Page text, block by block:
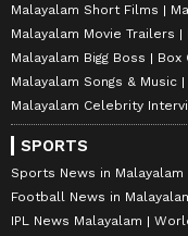
Malayalam Short Films
Malayalam Movie Trailers
Malayalam Bigg Boss
Box
Malayalam Songs & Music
Malayalam Celebrity
SPORTS
Sports News in Malayalam
Football News in
IPL News Malayalam